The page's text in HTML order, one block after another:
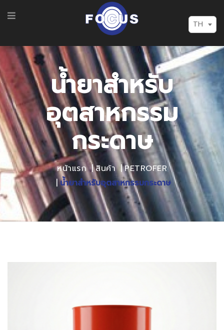
TH
น้ำยาสำหรับ
อุตสาหกรรม
กระดาษ
หน้าแรก สินค้า
PETROFER
น้ำยาสำหรับอุตสาหกรรมกระดาษ